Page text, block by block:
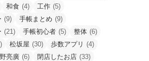
和食 (4) 工作 (5)
(9) 手帳まとめ (9)
(21) 手帳初心者 (5) 整体 (6)
松坂屋 (30) 歩数アプリ (4)
亮廣 (6) 閉店したお店 (33)